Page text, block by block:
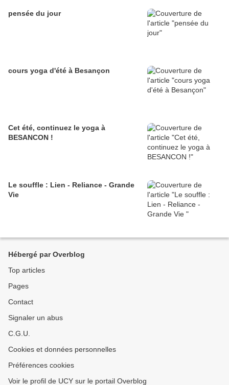
pensée du jour
cours yoga d'été à Besançon
Cet été, continuez le yoga à
BESANCON !
Le souffle : Lien - Reliance - Grande
Vie
Hébergé par Overblog
Top articles
Pages
Contact
Signaler un abus
C.G.U.
Cookies et données personnelles
Préférences cookies
Voir le profil de UCY sur le portail Overblog